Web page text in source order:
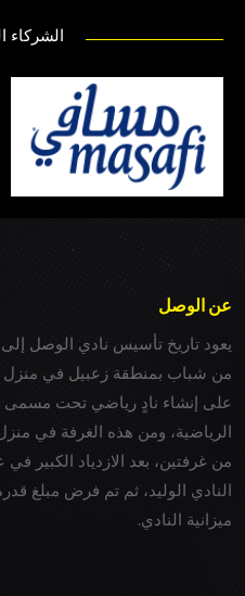
الشركاء
عن الوصل
من شباب بمنطقة زعبيل في منزل
على إنشاء نادٍ رياضي تحت مسمى
الرياضية، ومن هذه الغرفة في
من غرفتين، بعد الازدياد الكبير
النادي الوليد، ثم تم فرض مبلغ
ميزانية النادي.